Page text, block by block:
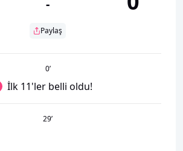
-
Paylaş
0’
İlk 11'ler belli oldu!
29’